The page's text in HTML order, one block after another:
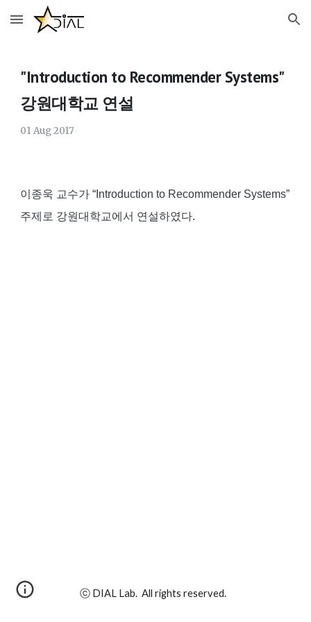
Skip to main content Skip to navigation
"Introduction to Recommender Systems"
강원대학교 연설
01 Aug2017
이종욱 교수가 “Introduction to Recommender Systems”
주제로 강원대학교에서 연설하였다.
ⓒ DIAL Lab. All rights reserved.